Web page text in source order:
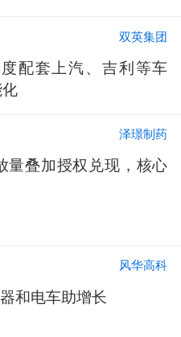
双英集团
配套上汽、吉利等车
泽璟制药
量叠加授权兑现，核心
风华高科
和电车助增长